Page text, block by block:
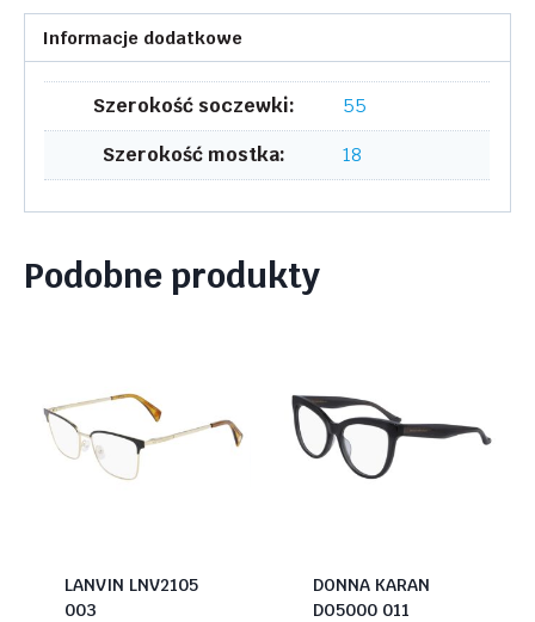
AND
424Informacje dodatkowe
Szerokość soczewki:
55
Szerokość mostka:
18
Podobne produkty
LANVIN LNV2105
003
DONNA KARAN
DO5000 011